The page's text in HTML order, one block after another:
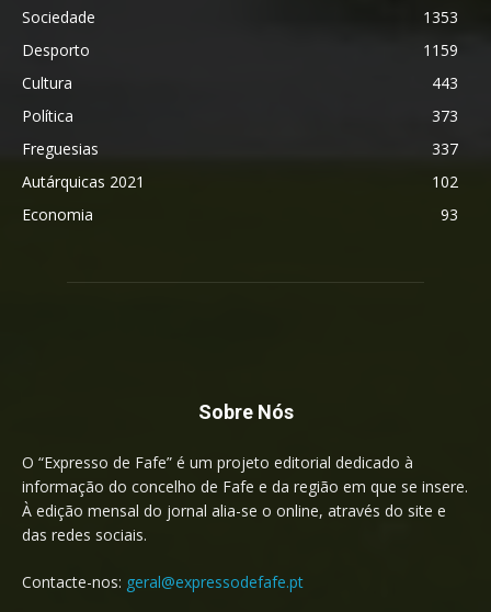
Sociedade
1353
Desporto
1159
Cultura
443
Política
373
Freguesias
337
Autárquicas 2021
102
Economia
93
Sobre Nós
O “Expresso de Fafe” é um projeto editorial dedicado à
informação do concelho de Fafe e da região em que se insere.
À edição mensal do jornal alia-se o online, através do site e
das redes sociais.
Contacte-nos: geral@expressodefafe.pt